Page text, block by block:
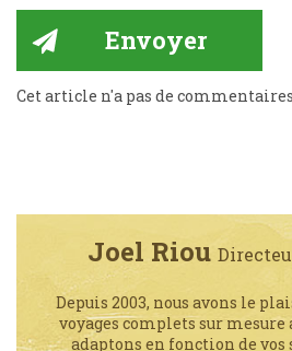
Cet article n'a pas de commentaires
Joel Riou
Depuis 2003, nous avons le
voyages complets sur mesure
adaptons en fonction de vos